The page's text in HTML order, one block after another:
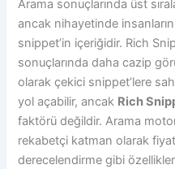
Arama sonuçlarında üst
ancak nihayetinde insanların
snippet’in içeriğidir. Rich
sonuçlarında daha cazip
olarak çekici snippet’lere
yol açabilir, ancak Rich
faktörü değildir. Arama
rekabetçi katman olarak
derecelendirme gibi